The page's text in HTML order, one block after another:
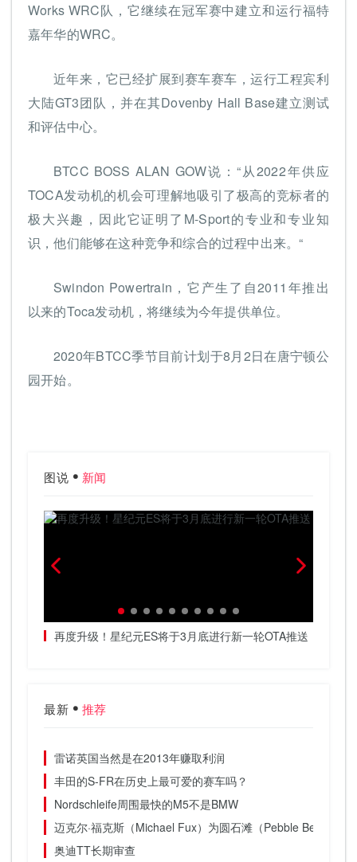
Works WRC队，它继续在冠军赛中建立和运行福特
嘉年华的WRC。
近年来，它已经扩展到赛车赛车，运行工程宾利
大陆GT3团队，并在其Dovenby Hall Base建立测试
和评估中心。
BTCC BOSS ALAN GOW说：“从2022年供应
TOCA发动机的机会可理解地吸引了极高的竞标者的
极大兴趣，因此它证明了M-Sport的专业和专业知
识，他们能够在这种竞争和综合的过程中出来。“
Swindon Powertrain，它产生了自2011年推出
以来的Toca发动机，将继续为今年提供单位。
2020年BTCC季节目前计划于8月2日在唐宁顿公
园开始。
图说 新闻
再度升级！星纪元ES将于3月底进行新一轮OTA推送
最新 推荐
雷诺英国当然是在2013年赚取利润
丰田的S-FR在历史上最可爱的赛车吗？
Nordschleife周围最快的M5不是BMW
迈克尔·福克斯（Michael Fux）为圆石滩（Pebble Beach）
奥迪TT长期审查